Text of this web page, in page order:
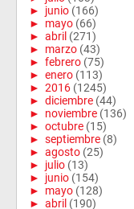
► junio (166)
► mayo (66)
► abril (271)
► marzo (43)
► febrero (75)
► enero (113)
► 2016 (1245)
► diciembre (44)
► noviembre (136)
► octubre (15)
► septiembre (8)
► agosto (25)
► julio (13)
► junio (154)
► mayo (128)
► abril (190)